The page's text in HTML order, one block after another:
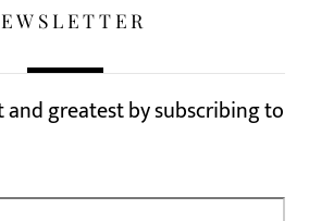
and greatest by subscribing to